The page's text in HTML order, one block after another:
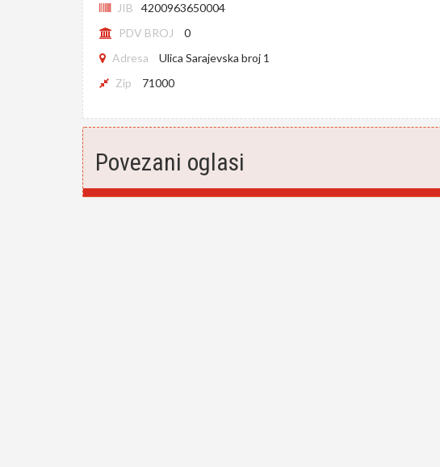
JIB
4200963650004
PDV BROJ
0
Adresa
Ulica Sarajevska broj 1
Zip
71000
Povezani oglasi